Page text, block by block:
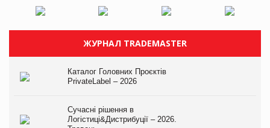
ЖУРНАЛ TRADEMASTER
Каталог Головних Проєктів
PrivateLabel – 2026
Сучасні рішення в
Логістиці&Дистрибуції – 2026.